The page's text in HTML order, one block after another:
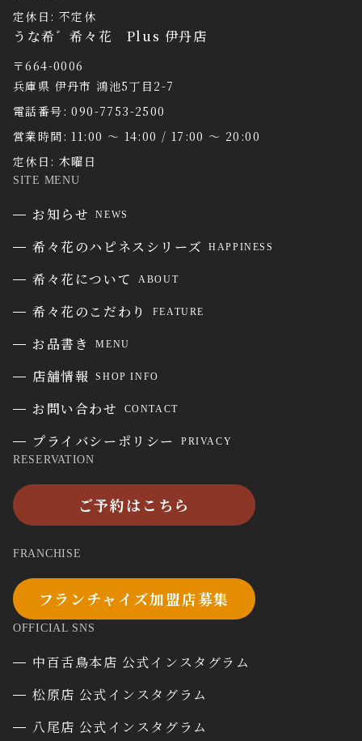
定休日: 不定休
うな希゛希々花 Plus 伊丹店
〒664-0006
兵庫県 伊丹市 鴻池5丁目2-7
電話番号: 090-7753-2500
営業時間: 11:00 〜 14:00 / 17:00 〜 20:00
定休日: 木曜日
SITE MENU
お知らせ NEWS
希々花のハピネスシリーズ HAPPINESS
希々花について ABOUT
希々花のこだわり FEATURE
お品書き MENU
店舗情報 SHOP INFO
お問い合わせ CONTACT
プライバシーポリシー PRIVACY
RESERVATION
ご予約はこちら
FRANCHISE
フランチャイズ加盟店募集
OFFICIAL SNS
中百舌鳥本店 公式インスタグラム
松原店 公式インスタグラム
八尾店 公式インスタグラム